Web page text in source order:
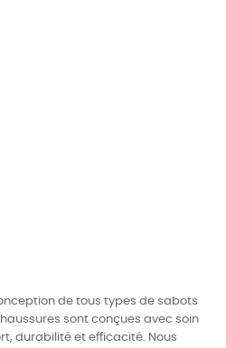
de tous types de sabots
sont conçues avec soin
durabilité et efficacité. Nous